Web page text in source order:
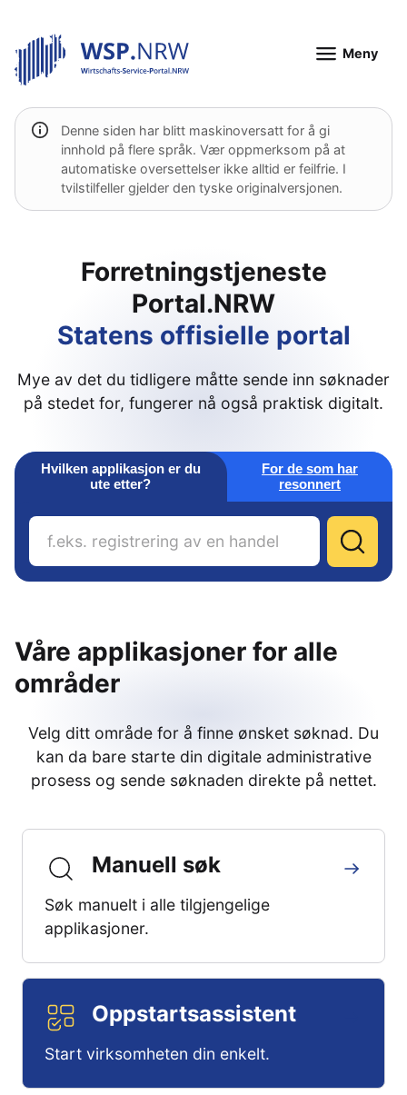
Meny
Denne siden har blitt maskinoversatt for å gi
innhold på flere språk. Vær oppmerksom på at
automatiske oversettelser ikke alltid er feilfrie. I
tvilstilfeller gjelder den tyske originalversjonen.
Forretningstjeneste
Portal.NRW
Statens offisielle portal
Mye av det du tidligere måtte sende inn søknader
på stedet for, fungerer nå også praktisk digitalt.
Hvilken applikasjon er du
ute etter?
For de som har
resonnert
Våre applikasjoner for alle
områder
Velg ditt område for å finne ønsket søknad. Du
kan da bare starte din digitale administrative
prosess og sende søknaden direkte på nettet.
Manuell søk
Søk manuelt i alle tilgjengelige
applikasjoner.
Oppstartsassistent
Start virksomheten din enkelt.